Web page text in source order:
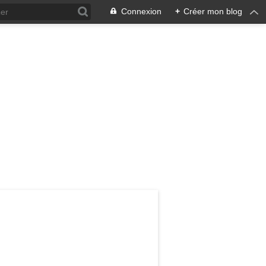
Connexion + Créer mon blog